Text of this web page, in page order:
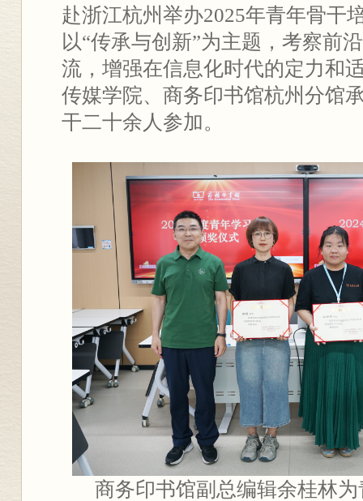
赴浙江杭州举办2025年青年骨干
以“传承与创新”为主题，考察前
流，增强在信息化时代的定力和
传媒学院、商务印书馆杭州分馆
干二十余人参加。
商务印书馆副总编辑余桂林